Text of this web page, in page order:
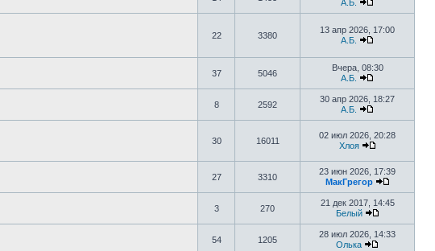
А.Б.
22 3380
13 апр 2026, 17:00
А.Б.
37 5046
Вчера, 08:30
А.Б.
8 2592
30 апр 2026, 18:27
А.Б.
30 16011
02 июл 2026, 20:28
Хлоя
27 3310
23 июн 2026, 17:39
МакГрегор
3 270
21 дек 2017, 14:45
Белый
54 1205
28 июл 2026, 14:33
Олька